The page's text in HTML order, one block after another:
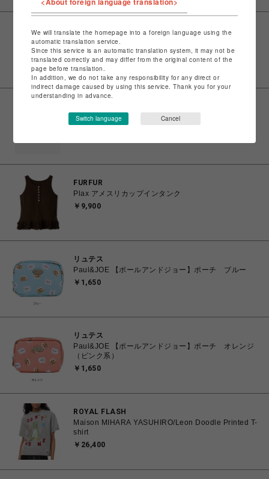
印
ONE. SHOPPING LEATHER HAND BAG -BLACK-
￥15,400
ONE. LEATHER KINCHAKU SHOULDER BAG -
BLACK-
FURFUR
Plax アメスリカップインタンク
￥9,900
リュテス
Paul&JOE 【ポールアンドジョー】ポーチ ブルー
￥1,650
リュテス
Paul&JOE 【ポールアンドジョー】ポーチ オレンジ
（ピンク系）
￥1,650
ROYAL FLASH
Maison MIHARA YASUHIRO/Leon Doodle Printed T-
shirt
￥26,400
We will translate the homepage into a foreign language using the
automatic translation service.
Since this service is an automatic translation system, it may not be
translated correctly and may differ from the original content of the
page before translation.
In addition, we do not take any responsibility for any direct or
indirect damage caused by using this service. Thank you for your
understanding in advance.
Switch language Cancel